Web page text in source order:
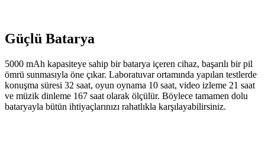
Güçlü Batarya
5000 mAh kapasiteye sahip bir batarya içeren cihaz, başarılı bir pil
ömrü sunmasıyla öne çıkar. Laboratuvar ortamında yapılan testlerde
konuşma süresi 32 saat, oyun oynama 10 saat, video izleme 21 saat
ve müzik dinleme 167 saat olarak ölçülür. Böylece tamamen dolu
bataryayla bütün ihtiyaçlarınızı rahatlıkla karşılayabilirsiniz.